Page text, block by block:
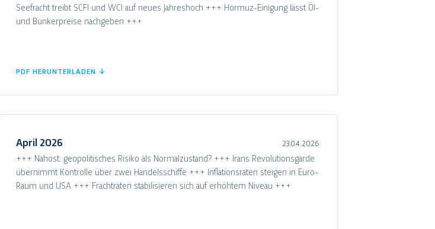
Seefracht treibt SCFI und WCI auf neues Jahreshoch +++ Hormuz-Einigung lässt Öl-
und Bunkerpreise nachgeben +++
PDF HERUNTERLADEN ↓
April 2026 23.04.2026
+++ Nahost: geopolitisches Risiko als Normalzustand? +++ Irans Revolutionsgarde
übernimmt Kontrolle über zwei Handelsschiffe +++ Inflationsraten steigen in Euro-
Raum und USA +++ Frachtraten stabilisieren sich auf erhöhtem Niveau +++